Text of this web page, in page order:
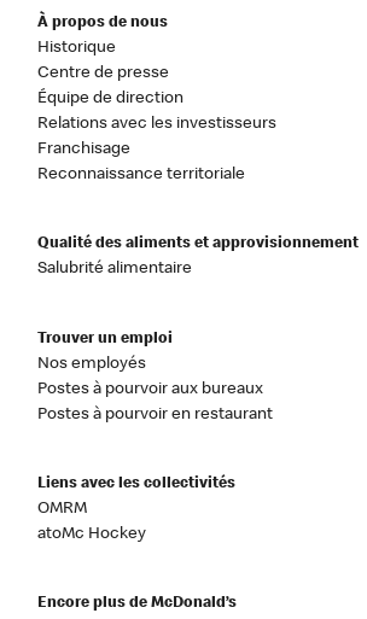
À propos de nous
Historique
Centre de presse
Équipe de direction
Relations avec les investisseurs
Franchisage
Reconnaissance territoriale
Qualité des aliments et approvisionnement
Salubrité alimentaire
Trouver un emploi
Nos employés
Postes à pourvoir aux bureaux
Postes à pourvoir en restaurant
Liens avec les collectivités
OMRM
atoMc Hockey
Encore plus de McDonald’s